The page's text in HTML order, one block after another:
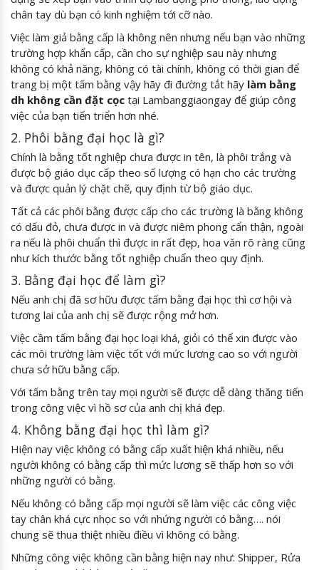
chân tay dù bạn có kinh nghiệm tới cỡ nào.
Việc làm giả bằng cấp là không nên nhưng nếu bạn vào những
trường hợp khẩn cấp, cần cho sự nghiệp sau này nhưng
không có khả năng, không có tài chính, không có thời gian để
trang bị một tấm bằng vậy hãy đi đường tắt hãy làm bằng
dh không cần đặt cọc tại Lambanggiaongay để giúp công
việc của bạn tiến triển hơn nhé.
2. Phôi bằng đại học là gì?
Chính là bằng tốt nghiệp chưa được in tên, là phôi trắng và
được bộ giáo dục cấp theo số lượng có hạn cho các trường
và được quản lý chặt chẽ, quy định từ bộ giáo dục.
Tất cả các phôi bằng được cấp cho các trường là bằng không
có dấu đỏ, chưa được in và được niêm phong cẩn thận, ngoài
ra nếu là phôi chuẩn thì được in rất đẹp, hoa văn rõ ràng cũng
như kích thước bằng tốt nghiệp chuẩn theo quy định.
3. Bằng đại học để làm gì?
Nếu anh chị đã sơ hữu được tấm bằng đại học thì cơ hội và
tương lai của anh chị sẽ được rộng mở hơn.
Việc cầm tấm bằng đại học loại khá, giỏi có thể xin được vào
các môi trường làm việc tốt với mức lương cao so với người
chưa sở hữu bằng cấp.
Với tấm bằng trên tay mọi người sẽ được dễ dàng thăng tiến
trong công việc vì hồ sơ của anh chị khá đẹp.
4. Không bằng đại học thì làm gì?
Hiện nay việc không có bằng cấp xuất hiện khá nhiều, nếu
người không có bằng cấp thì mức lương sẽ thấp hơn so với
những người có bằng.
Nếu không có bằng cấp mọi người sẽ làm việc các công việc
tay chân khá cực nhọc so với nhứng người có bằng…. nói
chung sẽ thua thiệt nhiều điều vì không có bằng.
Những công việc không cần bằng hiện nay như: Shipper, Rửa